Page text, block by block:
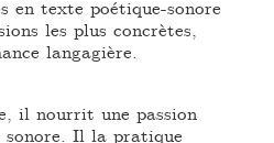
en texte poétique-sonore
les plus concrètes,
langagière.
il nourrit une passion
sonore. Il la pratique